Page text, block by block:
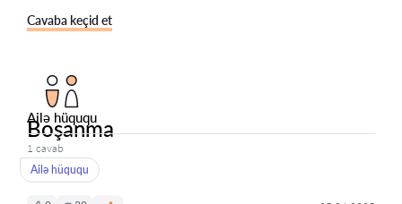
Cavaba keçid et
Ailə hüququ
Boşanma
1 cavab
Ailə hüququ